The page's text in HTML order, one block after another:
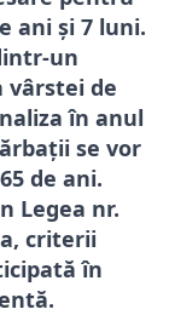
ani și 7 luni.
un
vârstei de
în anul
se vor
de ani.
Legea nr.
criterii
în